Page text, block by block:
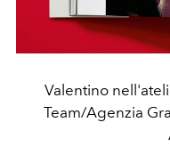
Valentino
Team/Agenzia